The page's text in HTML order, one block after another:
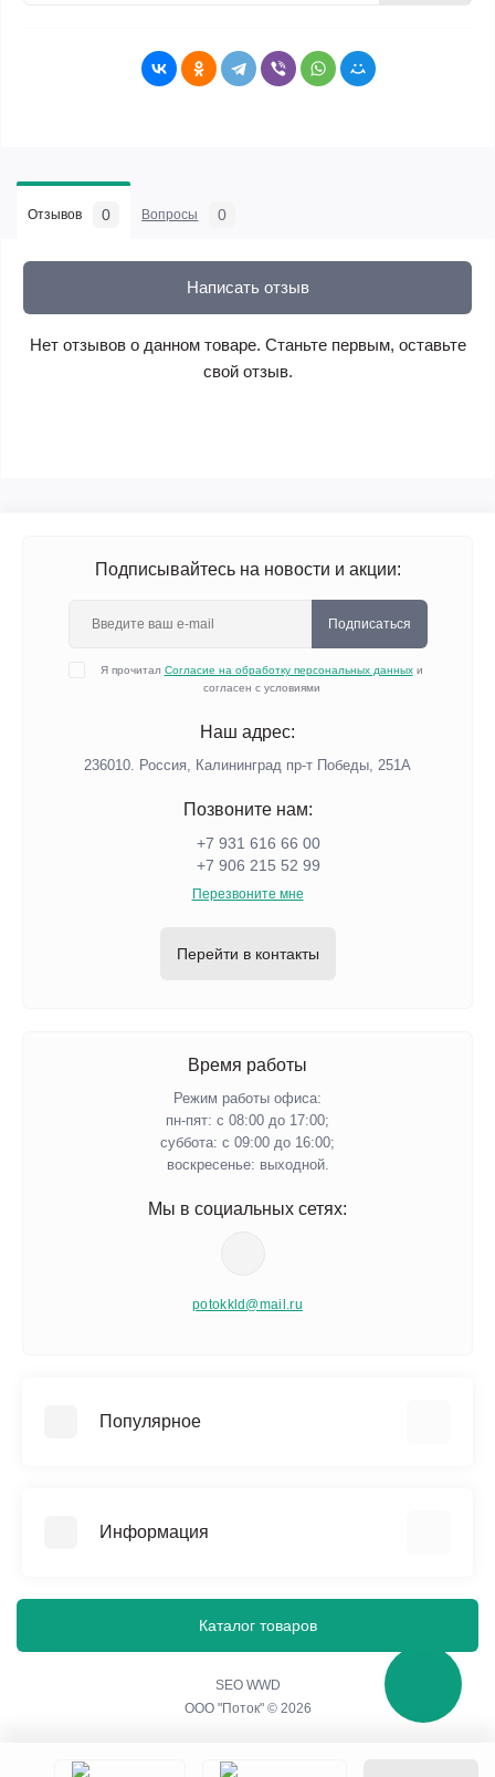
Отзывов 0 Вопросы 0
Написать отзыв
Нет отзывов о данном товаре. Станьте первым, оставьте
свой отзыв.
Подписывайтесь на новости и акции:
Подписаться
Я прочитал Согласие на обработку персональных данныхи
согласен с условиями
Наш адрес:
236010. Россия, Калининград пр-т Победы, 251А
Позвоните нам:
+7 931 616 66 00
+7 906 215 52 99
Перезвоните мне
Перейти в контакты
Время работы
Режим работы офиса:
пн-пят: с 08:00 до 17:00;
суббота: с 09:00 до 16:00;
воскресенье: выходной.
Мы в социальных сетях:
potokkld@mail.ru
Популярное
Благоустройство захоронения
Гравировальные работы
Информация
Политика конфиденциальности
Согласие на обработку персональных данных
Каталог товаров
SEO WWD
ООО "Поток" © 2026